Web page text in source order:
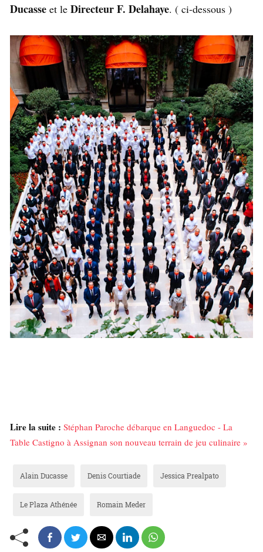
Ducasse et le Directeur F. Delahaye. ( ci-dessous )
Lire la suite : Stéphan Paroche débarque en Languedoc - La
Table Castigno à Assignan son nouveau terrain de jeu culinaire »
Alain Ducasse Denis Courtiade Jessica Prealpato
Le Plaza Athénée Romain Meder